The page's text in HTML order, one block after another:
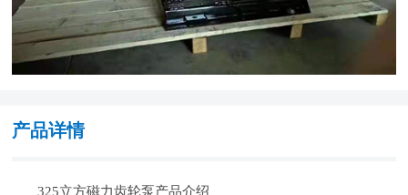
产品详情
325立方磁力齿轮泵产品介绍